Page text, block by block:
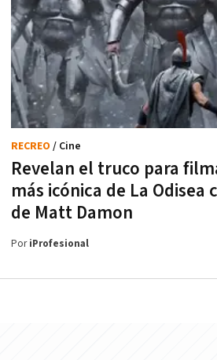
Revelan el truco para
más icónica de La Odisea
de Matt Damon
RECREO / Cine
PoriProfesional